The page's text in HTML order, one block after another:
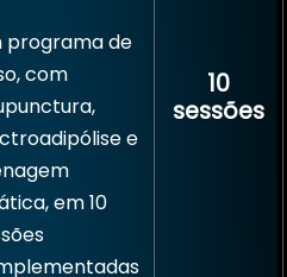
programa de
com
e
em 10
10
sessões